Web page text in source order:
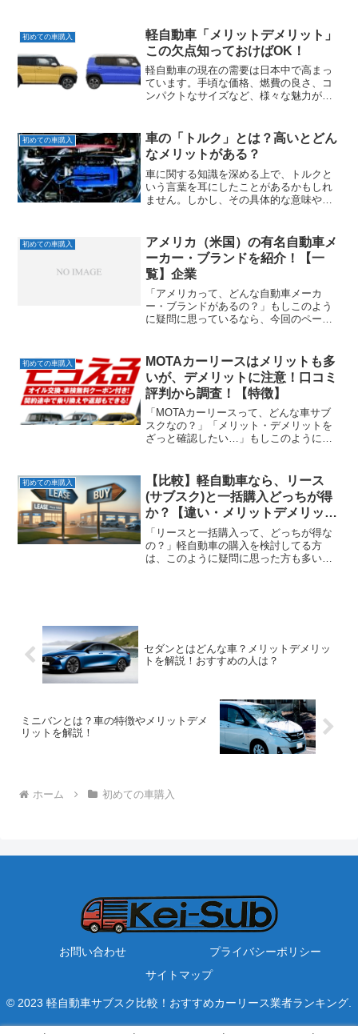
（メリットデメリット）”を紹介していき
ます。
初めての車購入
軽自動車「メリットデメリット」
この欠点知っておけばOK！
軽自動車の現在の需要は日本中で高まっ
ています。手頃な価格、燃費の良さ、コ
ンパクトなサイズなど、様々な魅力があ
は軽自動車のメリットとデメリットにつ
いて詳しく紹介していきます。
初めての車購入
車の「トルク」とは？高いとどん
なメリットがある？
車に関する知識を深める上で、トルクと
いう言葉を耳にしたことがあるかもしれ
ません。しかし、その具体的な意味や役
ルク」とは何か？について解説していき
ます。
初めての車購入
アメリカ（米国）の有名自動車メ
ーカー・ブランドを紹介！【一
覧】企業
「アメリカって、どんな自動車メーカ
ー・ブランドがあるの？」もしこのよう
に疑問に思っているなら、今回のページ
ンドを一挙にご紹介していきます。
初めての車購入
MOTAカーリースはメリットも多
いが、デメリットに注意！口コミ
評判から調査！【特徴】
「MOTAカーリースって、どんな車サブ
スクなの？」「メリット・デメリットを
ざっと確認したい…」もしこのように思
リースのメリットデメリット」とともに
「おすすめの人の特徴」もわかりやすく
解説していきます。（口コミ評判なども
参考）
初めての車購入
【比較】軽自動車なら、リース
(サブスク)と一括購入どっちが得
か？【違い・メリットデメリッ
ト】
「リースと一括購入って、どっちが得な
の？」軽自動車の購入を検討してる方
は、このように疑問に思った方も多いか
セダンとはどんな車？メリットデメリッ
トを解説！おすすめの人は？
ミニバンとは？車の特徴やメリットデメ
リットを解説！
ホーム 初めての車購入
お問い合わせ
プライバシーポリシー
サイトマップ
© 2023 軽自動車サブスク比較！おすすめカーリース業者ランキング.